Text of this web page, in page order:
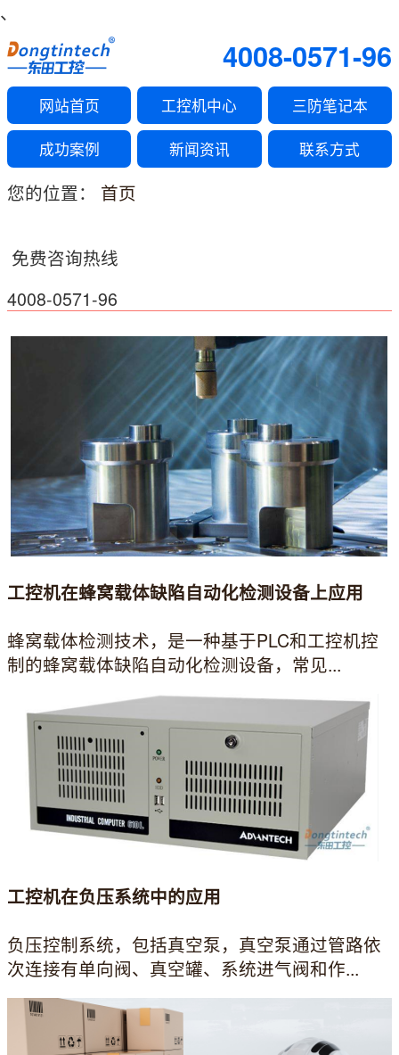
、
4008-0571-96
网站首页 工控机中心 三防笔记本
成功案例 新闻资讯 联系方式
您的位置： 首页
免费咨询热线
4008-0571-96
工控机在蜂窝载体缺陷自动化检测设备上应用
蜂窝载体检测技术，是一种基于PLC和工控机控
制的蜂窝载体缺陷自动化检测设备，常见...
工控机在负压系统中的应用
负压控制系统，包括真空泵，真空泵通过管路依
次连接有单向阀、真空罐、系统进气阀和作...